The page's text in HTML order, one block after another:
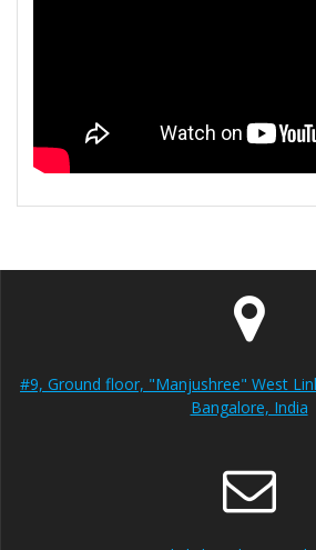
#9, Ground floor, "Manjushree" West
Bangalore, India